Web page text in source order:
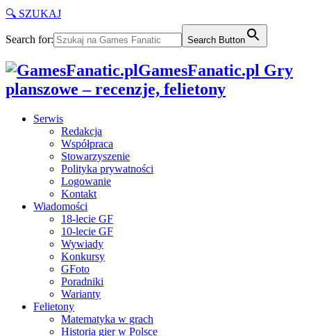
🔍 SZUKAJ
Search for: Search Button
GamesFanatic.pl Gry
planszowe – recenzje, felietony
Serwis
Redakcja
Współpraca
Stowarzyszenie
Polityka prywatności
Logowanie
Kontakt
Wiadomości
18-lecie GF
10-lecie GF
Wywiady
Konkursy
GFoto
Poradniki
Warianty
Felietony
Matematyka w grach
Historia gier w Polsce